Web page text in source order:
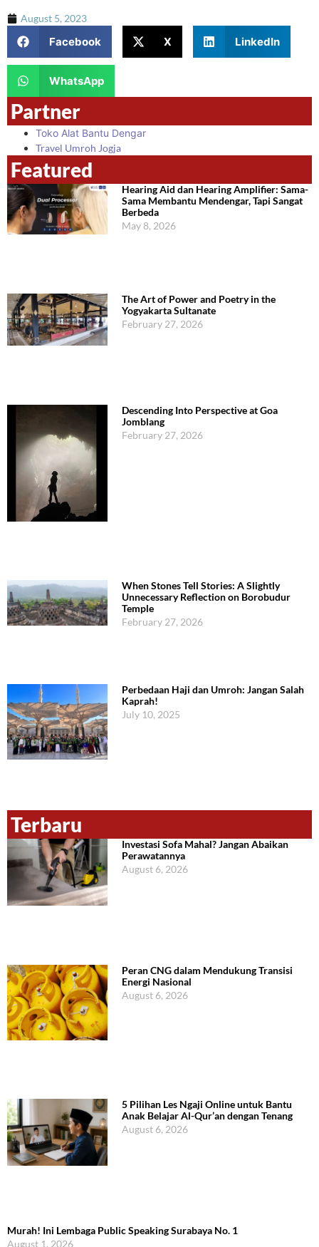
August 5, 2023
Facebook X LinkedIn
WhatsApp
Partner
Toko Alat Bantu Dengar
Travel Umroh Jogja
Featured
Hearing Aid dan Hearing Amplifier: Sama-
Sama Membantu Mendengar, Tapi Sangat
Berbeda
May 8, 2026
The Art of Power and Poetry in the
Yogyakarta Sultanate
February 27, 2026
Descending Into Perspective at Goa
Jomblang
February 27, 2026
When Stones Tell Stories: A Slightly
Unnecessary Reflection on Borobudur
Temple
February 27, 2026
Perbedaan Haji dan Umroh: Jangan Salah
Kaprah!
July 10, 2025
Terbaru
Investasi Sofa Mahal? Jangan Abaikan
Perawatannya
August 6, 2026
Peran CNG dalam Mendukung Transisi
Energi Nasional
August 6, 2026
5 Pilihan Les Ngaji Online untuk Bantu
Anak Belajar Al-Qur’an dengan Tenang
August 6, 2026
Murah! Ini Lembaga Public Speaking Surabaya No. 1
August 1, 2026